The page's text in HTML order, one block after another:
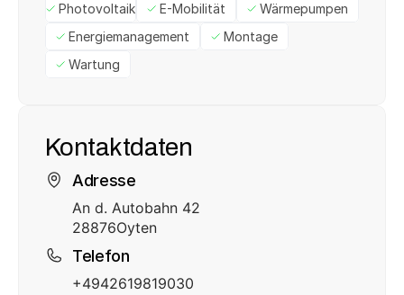
Photovoltaik E-Mobilität
Wärmepumpen
Energiemanagement
Montage
Wartung
Kontaktdaten
Adresse
An d. Autobahn 42
28876Oyten
Telefon
+4942619819030